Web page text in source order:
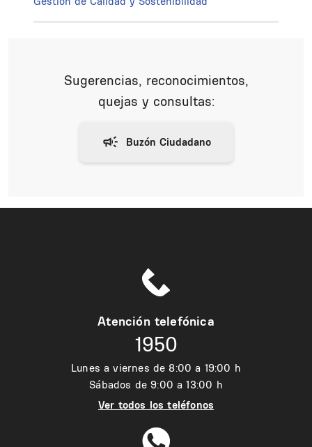
Sugerencias, reconocimientos,
quejas y consultas:
Atención telefónica
1950
Lunes a viernes de 8:00 a 19:00 h
Sábados de 9:00 a 13:00 h
Ver todos los teléfonos